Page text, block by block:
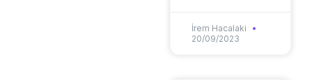
İrem Hacalaki
20/09/2023